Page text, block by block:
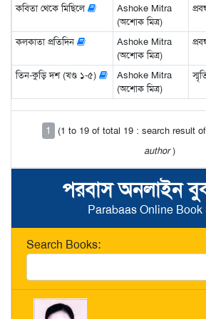
পরবাস অনলাইন
Parabaas Online Book
Search Books:
কবিতা থেকে মিছিলে
Ashoke Mitra
(অশোক মিত্র)
কলকাতা প্রতিদিন
Ashoke Mitra
(অশোক মিত্র)
তিন-কুড়ি দশ (খণ্ড ১-৫)
Ashoke Mitra
(অশোক মিত্র)
1
(1 to 19 of total 19 : search result
author)